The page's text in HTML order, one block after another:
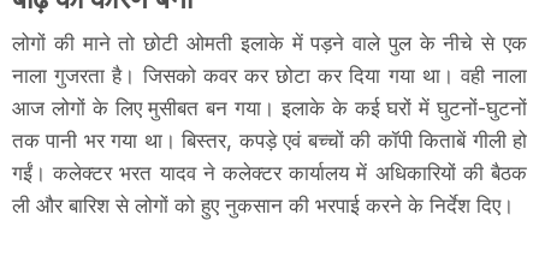
लोगों की माने तो छोटी ओमती इलाके में पड़ने वाले पुल के नीचे से एक
नाला गुजरता है। जिसको कवर कर छोटा कर दिया गया था। वही नाला
आज लोगों के लिए मुसीबत बन गया। इलाके के कई घरों में घुटनों-घुटनों
तक पानी भर गया था। बिस्तर, कपड़े एवं बच्चों की कॉपी किताबें गीली हो
गईं। कलेक्टर भरत यादव ने कलेक्टर कार्यालय में अधिकारियों की बैठक
ली और बारिश से लोगों को हुए नुकसान की भरपाई करने के निर्देश दिए।